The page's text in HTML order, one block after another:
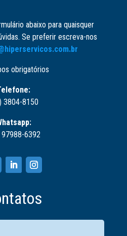
abaixo para quaisquer
Se preferir escreva-nos
obrigatórios
3804-8150
6392